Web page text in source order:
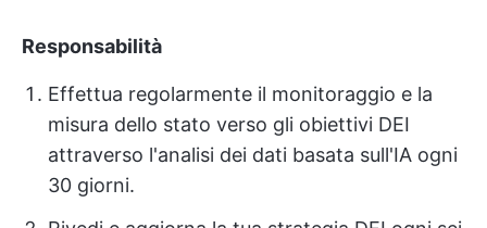
Responsabilità
Effettua regolarmente il monitoraggio e la
misura dello stato verso gli obiettivi DEI
attraverso l'analisi dei dati basata sull'IA ogni
30 giorni.